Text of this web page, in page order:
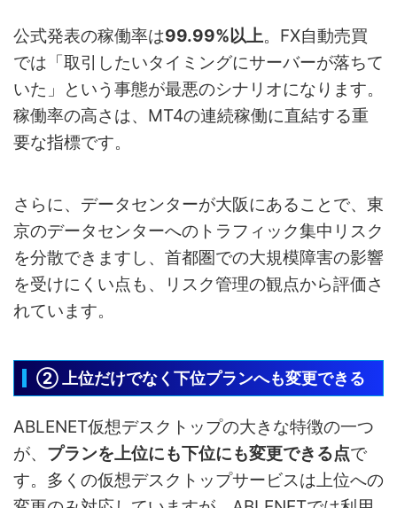
公式発表の稼働率は99.99%以上。FX自動売買
では「取引したいタイミングにサーバーが落ちて
いた」という事態が最悪のシナリオになります。
稼働率の高さは、MT4の連続稼働に直結する重
要な指標です。
さらに、データセンターが大阪にあることで、東
京のデータセンターへのトラフィック集中リスク
を分散できますし、首都圏での大規模障害の影響
を受けにくい点も、リスク管理の観点から評価さ
れています。
② 上位だけでなく下位プランへも変更できる
ABLENET仮想デスクトップの大きな特徴の一つ
が、 プランを上位にも下位にも変更できる点で
す。多くの仮想デスクトップサービスは上位への